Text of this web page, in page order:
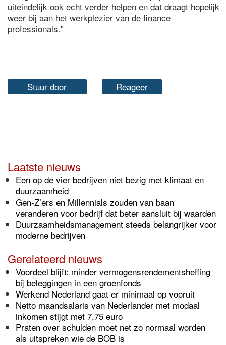
uiteindelijk ook echt verder helpen en dat draagt hopelijk
weer bij aan het werkplezier van de finance
professionals."
Stuur door Reageer
Laatste nieuws
Een op de vier bedrijven niet bezig met klimaat en
duurzaamheid
Gen-Z’ers en Millennials zouden van baan
veranderen voor bedrijf dat beter aansluit bij waarden
Duurzaamheidsmanagement steeds belangrijker voor
moderne bedrijven
Gerelateerd nieuws
Voordeel blijft: minder vermogensrendementsheffing
bij beleggingen in een groenfonds
Werkend Nederland gaat er minimaal op vooruit
Netto maandsalaris van Nederlander met modaal
inkomen stijgt met 7,75 euro
Praten over schulden moet net zo normaal worden
als uitspreken wie de BOB is